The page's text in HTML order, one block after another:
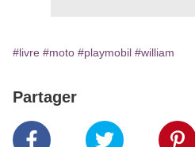
#livre #moto #playmobil #william
Partager